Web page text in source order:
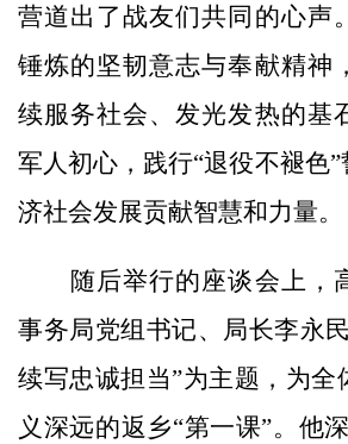
营道出了战友们共同的心声
锤炼的坚韧意志与奉献精神
续服务社会、发光发热的基
军人初心，践行“退役不褪色
济社会发展贡献智慧和力量。
随后举行的座谈会上，
事务局党组书记、局长李永
续写忠诚担当”为主题，为全
义深远的返乡“第一课”。他